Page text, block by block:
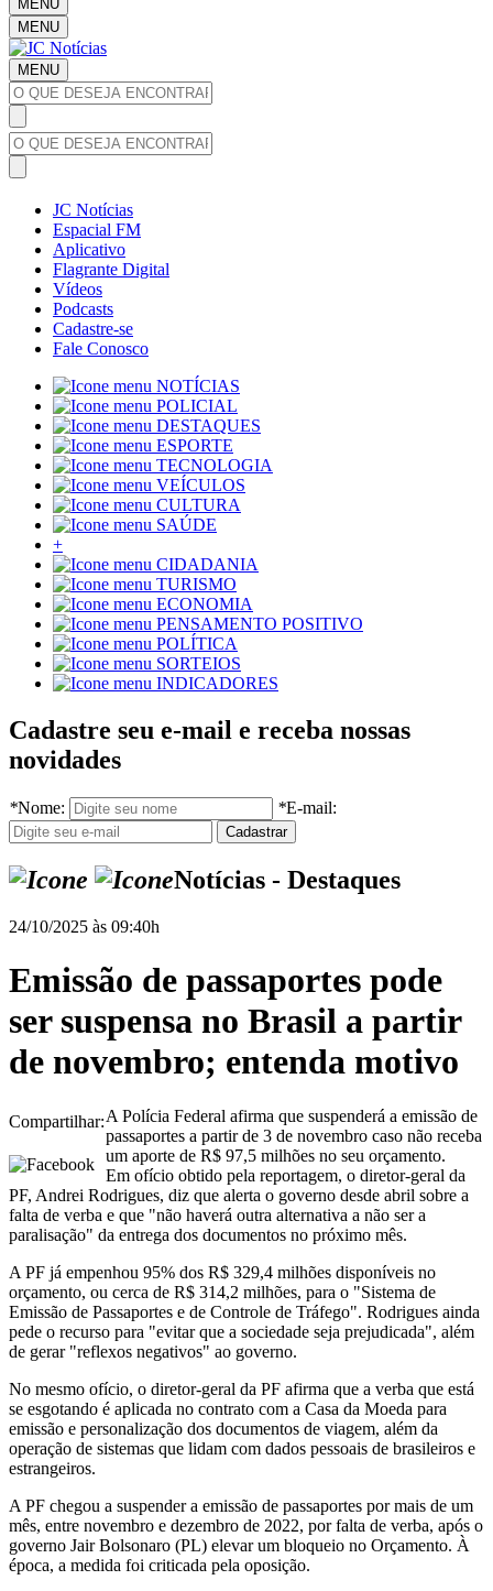
MENU
MENU
MENU
JC Notícias
Espacial FM
Aplicativo
Flagrante Digital
Vídeos
Podcasts
Cadastre-se
Fale Conosco
NOTÍCIAS
POLICIAL
DESTAQUES
ESPORTE
TECNOLOGIA
VEÍCULOS
CULTURA
SAÚDE
+
CIDADANIA
TURISMO
ECONOMIA
PENSAMENTO POSITIVO
POLÍTICA
SORTEIOS
INDICADORES
Cadastre seu e-mail e receba nossas
novidades
*Nome: *E-mail:
Notícias - Destaques
24/10/2025 às 09:40h
Emissão de passaportes pode
ser suspensa no Brasil a partir
de novembro; entenda motivo
Compartilhar:A Polícia Federal afirma que suspenderá a emissão de
passaportes a partir de 3 de novembro caso não receba
um aporte de R$ 97,5 milhões no seu orçamento.
Em ofício obtido pela reportagem, o diretor-geral da
PF, Andrei Rodrigues, diz que alerta o governo desde abril sobre a
falta de verba e que "não haverá outra alternativa a não ser a
paralisação" da entrega dos documentos no próximo mês.
A PF já empenhou 95% dos R$ 329,4 milhões disponíveis no
orçamento, ou cerca de R$ 314,2 milhões, para o "Sistema de
Emissão de Passaportes e de Controle de Tráfego". Rodrigues ainda
pede o recurso para "evitar que a sociedade seja prejudicada", além
de gerar "reflexos negativos" ao governo.
No mesmo ofício, o diretor-geral da PF afirma que a verba que está
se esgotando é aplicada no contrato com a Casa da Moeda para
emissão e personalização dos documentos de viagem, além da
operação de sistemas que lidam com dados pessoais de brasileiros e
estrangeiros.
A PF chegou a suspender a emissão de passaportes por mais de um
mês, entre novembro e dezembro de 2022, por falta de verba, após o
governo Jair Bolsonaro (PL) elevar um bloqueio no Orçamento. À
época, a medida foi criticada pela oposição.